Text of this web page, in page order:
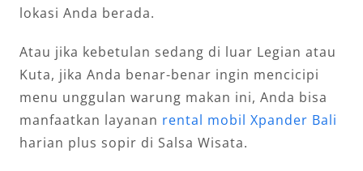
lokasi Anda berada.
Atau jika kebetulan sedang di luar Legian atau
Kuta, jika Anda benar-benar ingin mencicipi
menu unggulan warung makan ini, Anda bisa
manfaatkan layanan rental mobil Xpander Bali
harian plus sopir di Salsa Wisata.